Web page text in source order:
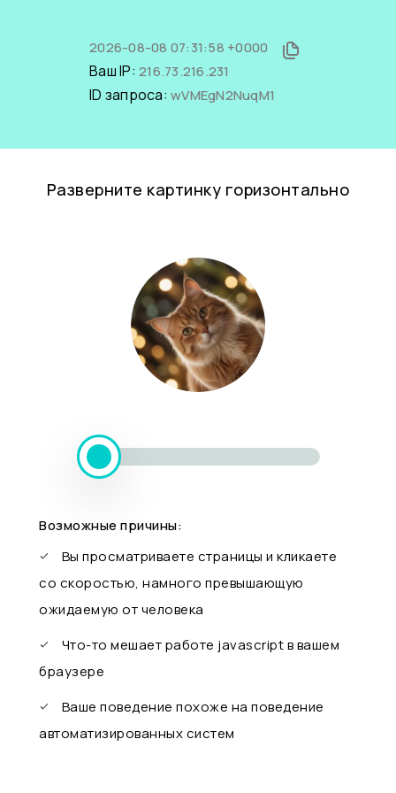
2026-08-08 07:31:58 +0000
Ваш IP: 216.73.216.231
ID запроса: wVMEgN2NuqM1
Разверните картинку горизонтально
Возможные причины:
Вы просматриваете страницы и кликаете
со скоростью, намного превышающую
ожидаемую от человека
Что-то мешает работе javascript в вашем
браузере
Ваше поведение похоже на поведение
автоматизированных систем